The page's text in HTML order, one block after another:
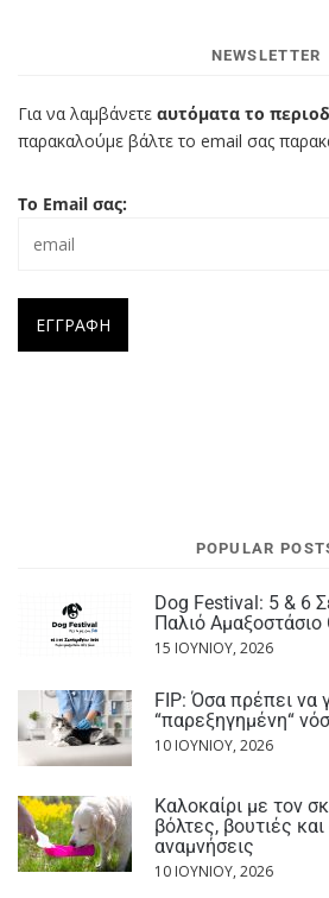
NEWSLETTER
Για να λαμβάνετε αυτόματα το
παρακαλούμε βάλτε το email σας
Το Email σας:
POPULAR
Dog Festival: 5 & 6
Παλιό
15 ΙΟΥΝΊΟΥ, 2026
FIP: Όσα πρέπει να
“παρεξηγημένη“
10 ΙΟΥΝΊΟΥ, 2026
Καλοκαίρι με τον
βόλτες, βουτιές
αναμνήσεις
10 ΙΟΥΝΊΟΥ, 2026